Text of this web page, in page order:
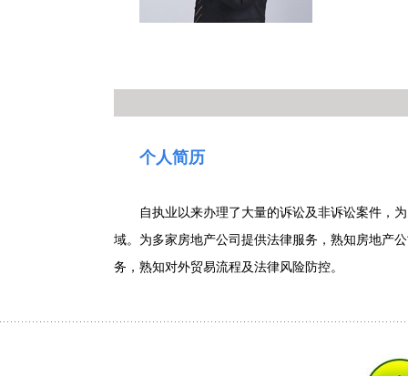
个人简历
自执业以来办理了大量的诉讼及非诉讼案件，
域。为多家房地产公司提供法律服务，熟知房地产
务，熟知对外贸易流程及法律风险防控。